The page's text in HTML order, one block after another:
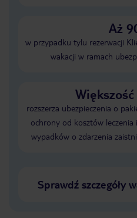
Aż
w przypadku tylu rezerwacji
wakacji w ramach
rozszerza ubezpieczenia o
ochrony od kosztów leczenia
wypadków o zdarzenia
Sprawdź szczegóły